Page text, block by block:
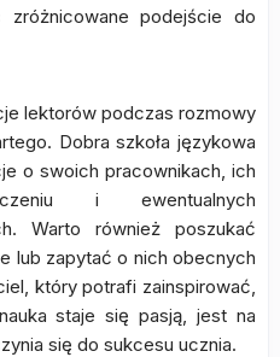
zróżnicowane podejście do
lektorów podczas rozmowy
Dobra szkoła językowa
o swoich pracownikach, ich
i ewentualnych
Warto również poszukać
lub zapytać o nich obecnych
który potrafi zainspirować,
staje się pasją, jest na
się do sukcesu ucznia.